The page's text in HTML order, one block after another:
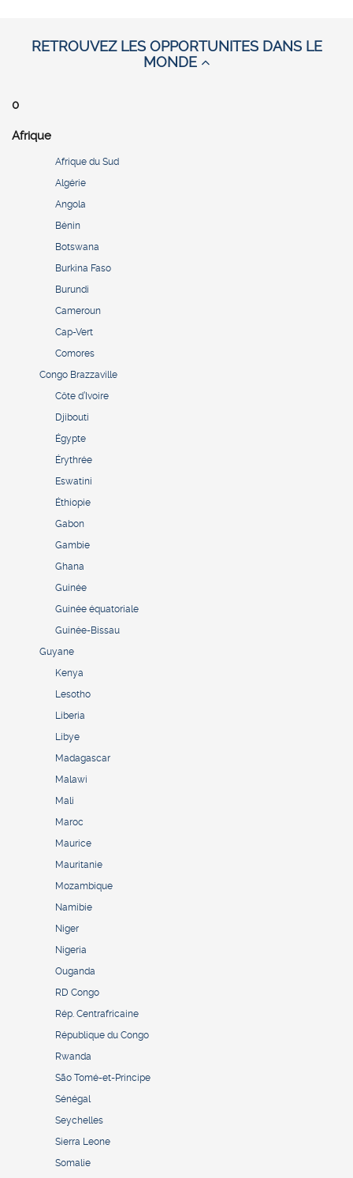
RETROUVEZ LES OPPORTUNITES DANS LE
MONDE
0
Afrique
Afrique du Sud
Algérie
Angola
Bénin
Botswana
Burkina Faso
Burundi
Cameroun
Cap-Vert
Comores
Congo Brazzaville
Côte d’Ivoire
Djibouti
Égypte
Érythrée
Eswatini
Éthiopie
Gabon
Gambie
Ghana
Guinée
Guinée équatoriale
Guinée-Bissau
Guyane
Kenya
Lesotho
Liberia
Libye
Madagascar
Malawi
Mali
Maroc
Maurice
Mauritanie
Mozambique
Namibie
Niger
Nigeria
Ouganda
RD Congo
Rép. Centrafricaine
République du Congo
Rwanda
São Tomé-et-Principe
Sénégal
Seychelles
Sierra Leone
Somalie